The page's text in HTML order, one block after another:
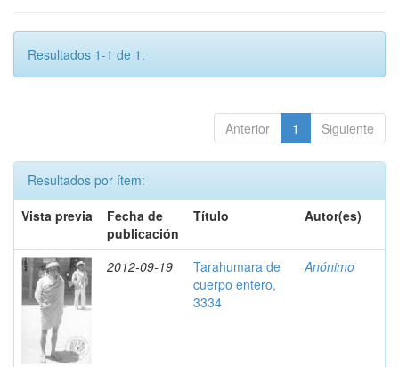
Resultados 1-1 de 1.
Anterior 1 Siguiente
Resultados por ítem:
Vista previa
Fecha de
publicación
Título Autor(es)
2012-09-19
Tarahumara de
cuerpo entero,
3334
Anónimo